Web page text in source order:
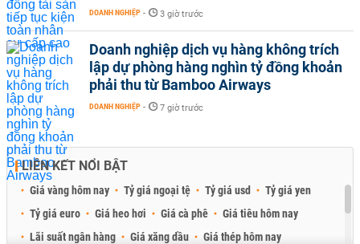
DOANH NGHIỆP - 3 giờ trước
Doanh nghiệp dịch vụ hàng không trích
lập dự phòng hàng nghìn tỷ đồng khoản
phải thu từ Bamboo Airways
DOANH NGHIỆP - 7 giờ trước
LIÊN KẾT NỔI BẬT
Giá vàng hôm nay Tỷ giá ngoại tệ Tỷ giá usd
Tỷ giá yen
Tỷ giá euro
Giá heo hơi Giá cà phê
Giá tiêu hôm nay
Lãi suất ngân hàng
Giá xăng dầu
Giá thép hôm nay